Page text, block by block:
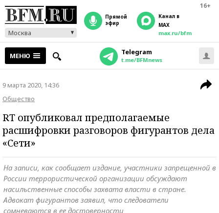
16+
Москва
прямой
эфир
Канал в
MAX
max.ru/bfm
МЕНЮ Telegram
t.me/BFMnews
9 марта 2020, 14:36
Общество
RT опубликовал предполагаемые
расшифровки разговоров фигурантов дела
«Сети»
На записи, как сообщает издание, участники запрещенной в
России террористической организации обсуждают
насильственные способы захвата власти в стране.
Адвокат фигурантов заявил, что следователи
сомневаются в ее достоверности